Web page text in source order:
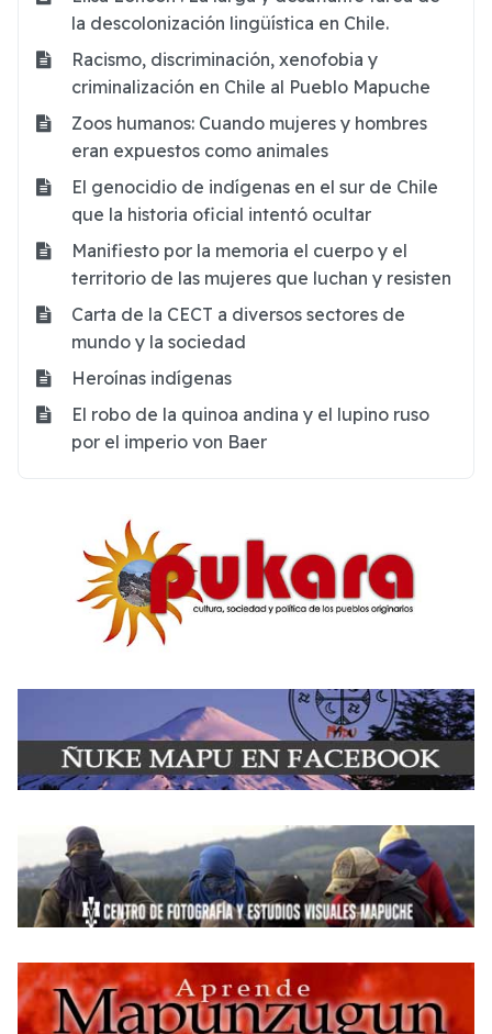
la descolonización lingüística en Chile.
Racismo, discriminación, xenofobia y
criminalización en Chile al Pueblo Mapuche
Zoos humanos: Cuando mujeres y hombres
eran expuestos como animales
El genocidio de indígenas en el sur de Chile
que la historia oficial intentó ocultar
Manifiesto por la memoria el cuerpo y el
territorio de las mujeres que luchan y resisten
Carta de la CECT a diversos sectores de
mundo y la sociedad
Heroínas indígenas
El robo de la quinoa andina y el lupino ruso
por el imperio von Baer